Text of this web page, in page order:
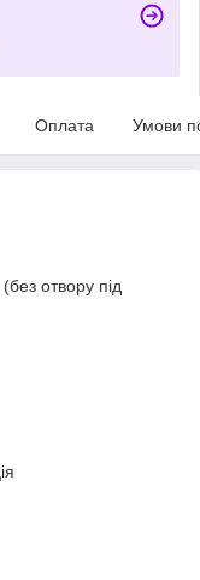
Оплата Умови
отвору під